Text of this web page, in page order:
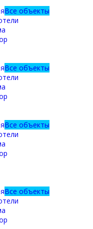
Все объекты
Все объекты
Все объекты
Все объекты